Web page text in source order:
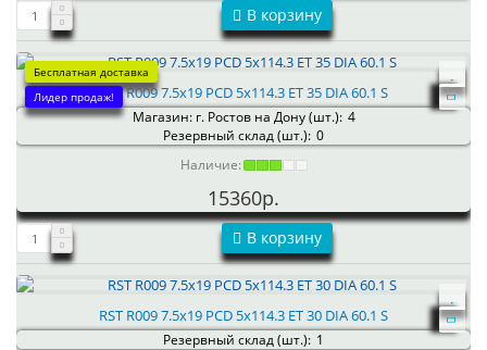
В корзину
Бесплатная доставка
Лидер продаж!RST R009 7.5x19 PCD 5x114.3 ET 35 DIA 60.1 S
Магазин: г. Ростов на Дону (шт.): 4
Резервный склад (шт.): 0
Наличие:
15360р.
В корзину
RST R009 7.5x19 PCD 5x114.3 ET 30 DIA 60.1 S
Резервный склад (шт.): 1